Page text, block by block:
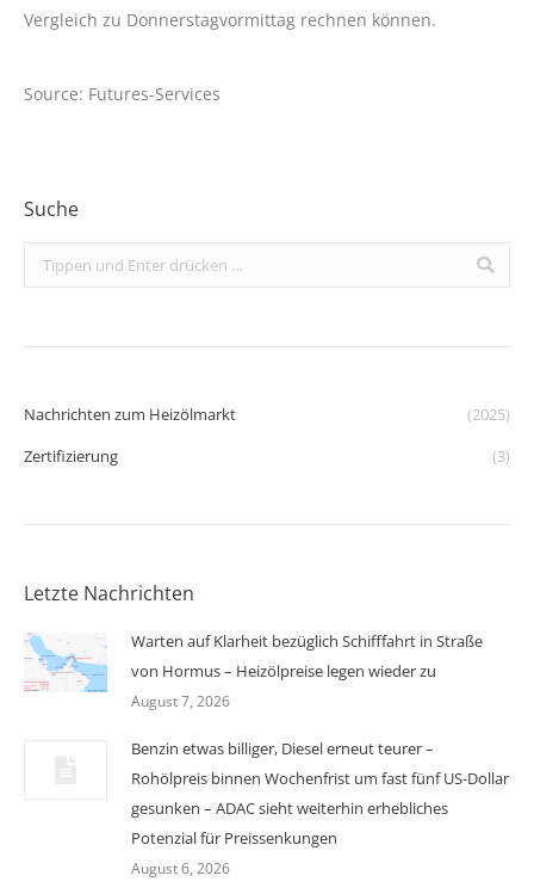
Vergleich zu Donnerstagvormittag rechnen können.
Source: Futures-Services
Suche
Search:
Nachrichten zum Heizölmarkt
(2025)
Zertifizierung
(3)
Letzte Nachrichten
Warten auf Klarheit bezüglich Schifffahrt in Straße
von Hormus – Heizölpreise legen wieder zu
August 7, 2026
Benzin etwas billiger, Diesel erneut teurer –
Rohölpreis binnen Wochenfrist um fast fünf US-Dollar
gesunken – ADAC sieht weiterhin erhebliches
Potenzial für Preissenkungen
August 6, 2026